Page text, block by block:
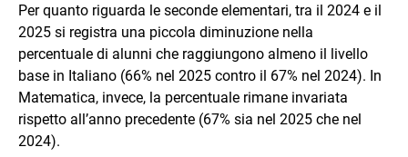
Per quanto riguarda le seconde elementari, tra il 2024 e il
2025 si registra una piccola diminuzione nella
percentuale di alunni che raggiungono almeno il livello
base in Italiano (66% nel 2025 contro il 67% nel 2024). In
Matematica, invece, la percentuale rimane invariata
rispetto all’anno precedente (67% sia nel 2025 che nel
2024).